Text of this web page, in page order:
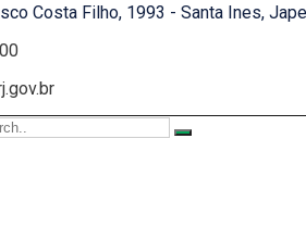
Costa Filho, 1993 - Santa Ines,